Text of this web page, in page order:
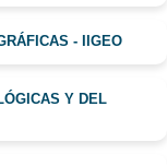
- IIGEO
Y DEL